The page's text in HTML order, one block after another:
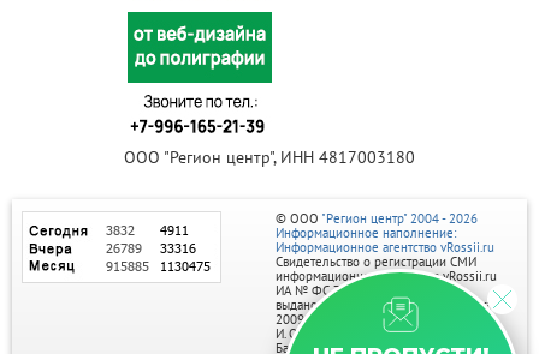
ООО "Регион центр", ИНН 4817003180
© ООО "Регион центр" 2004 - 2026
Информационное наполнение:
Информационное агентство vRossii.ru
Свидетельство о регистрации СМИ
информационного агентства vRossii.ru
ИА № ФС 77‑35502
выдано РОСКОМНАДЗОРом 04 марта
2009г.
И. О. Главного редактора Нарыков А. Н.
Баннеры на портале размещаются на